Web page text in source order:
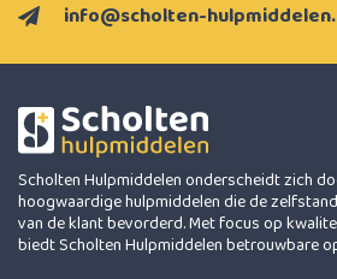
info@scholten-
Scholten Hulpmiddelen onderscheidt zich
hoogwaardige hulpmiddelen die de
van de klant bevorderd. Met focus op
biedt Scholten Hulpmiddelen betrouwbare